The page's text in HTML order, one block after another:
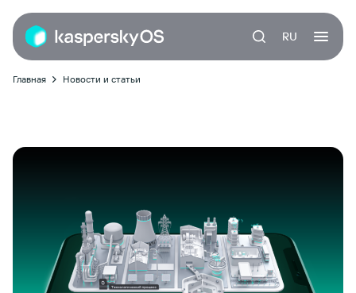
RU
Главная Новости и статьи